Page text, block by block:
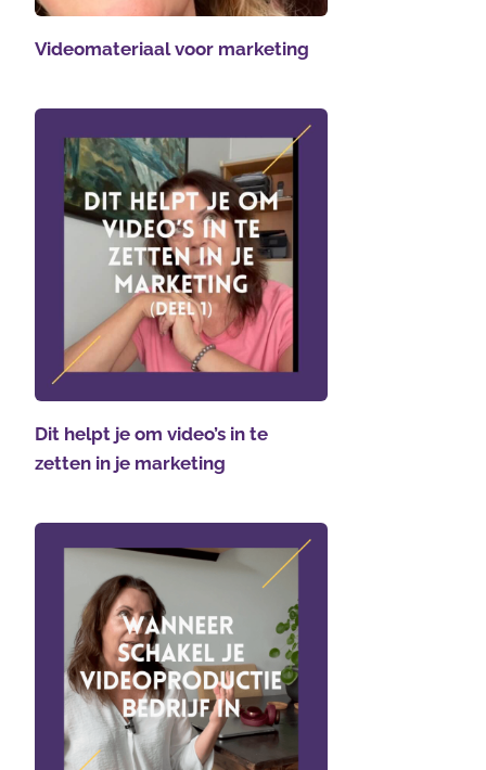
Videomateriaal voor marketing
Dit helpt je om video’s in te
zetten in je marketing